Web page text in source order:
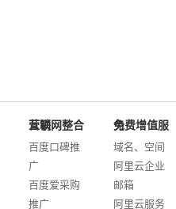
互联网整合营销
百度口碑推
广
百度爱采购
推广
免费增值服务
域名、空间
阿里云企业
邮箱
阿里云服务